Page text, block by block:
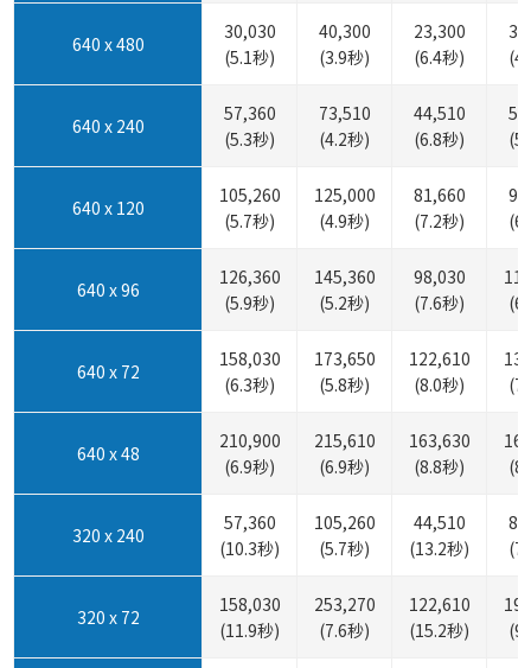
640 x 480
30,030
(5.1秒)
40,300
(3.9秒)
23,300
(6.4秒)
640 x 240
57,360
(5.3秒)
73,510
(4.2秒)
44,510
(6.8秒)
640 x 120
105,260
(5.7秒)
125,000
(4.9秒)
81,660
(7.2秒)
640 x 96
126,360
(5.9秒)
145,360
(5.2秒)
98,030
(7.6秒)
640 x 72
158,030
(6.3秒)
173,650
(5.8秒)
122,610
(8.0秒)
640 x 48
210,900
(6.9秒)
215,610
(6.9秒)
163,630
(8.8秒)
320 x 240
57,360
(10.3秒)
105,260
(5.7秒)
44,510
(13.2秒)
320 x 72
158,030
(11.9秒)
253,270
(7.6秒)
122,610
(15.2秒)